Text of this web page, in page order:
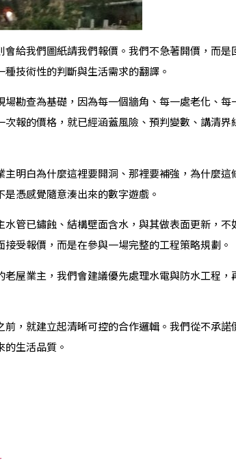
給我們圖紙請我們報價。我們不急著開價，而
技術性的判斷與生活需求的翻譯。
勘查為基礎，因為每一個牆角、每一處老化、每
報的價格，就已經涵蓋風險、預判變數、講清
明白為什麼這裡要開洞、那裡要補強，為什麼
憑感覺隨意湊出來的數字遊戲。
管已鏽蝕、結構壁面含水，與其做表面更新，
受報價，而是在參與一場完整的工程策略規劃。
屋業主，我們會建議優先處理水電與防水工程
，就建立起清晰可控的合作邏輯。我們從不承
生活品質。